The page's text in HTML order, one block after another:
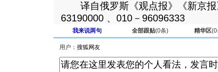
译自俄罗斯《观点报》《新京报
63190000 、010－96096333
我来说两句 全部跟贴(0条) 精华区(0
用户：